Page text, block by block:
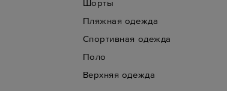
Шорты
Пляжная одежда
Спортивная одежда
Поло
Верхняя одежда